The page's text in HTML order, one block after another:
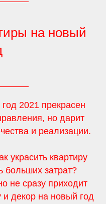
на новый
2021 прекрасен
но дарит
и реализации.
украсить квартиру
больших затрат?
не сразу приходит
и декор на новый год